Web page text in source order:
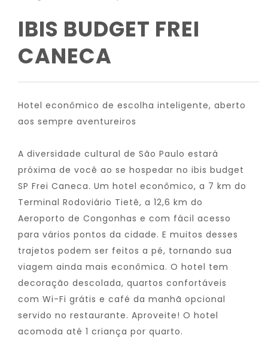
IBIS BUDGET FREI
CANECA
Hotel econômico de escolha inteligente, aberto
aos sempre aventureiros
A diversidade cultural de São Paulo estará
próxima de você ao se hospedar no ibis budget
SP Frei Caneca. Um hotel econômico, a 7 km do
Terminal Rodoviário Tietê, a 12,6 km do
Aeroporto de Congonhas e com fácil acesso
para vários pontos da cidade. E muitos desses
trajetos podem ser feitos a pé, tornando sua
viagem ainda mais econômica. O hotel tem
decoração descolada, quartos confortáveis
com Wi-Fi grátis e café da manhã opcional
servido no restaurante. Aproveite! O hotel
acomoda até 1 criança por quarto.